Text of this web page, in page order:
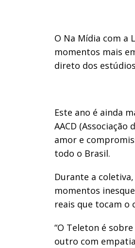
O Na Mídia com a
momentos mais
direto dos
Este ano é ainda
AACD
amor e
todo o Brasil.
Durante a
momentos
reais que tocam o
“O Teleton é
outro com